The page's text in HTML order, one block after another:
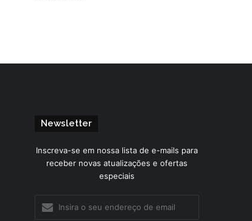
Newsletter
Inscreva-se em nossa lista de e-mails para
receber novas atualizações e ofertas
especiais